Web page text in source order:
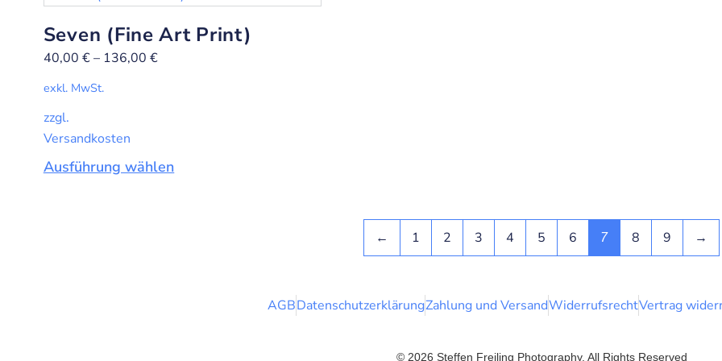
Seven (Fine Art Print)
40,00 €– 136,00 €
exkl. MwSt.
zzgl.
Versandkosten
Ausführung wählen
← 1 2 3 4 5 6 7 8 9 →
AGBDatenschutzerklärungZahlung und VersandWiderrufsrechtVertrag
© 2026 Steffen Freiling Photography. All Rights Reserved